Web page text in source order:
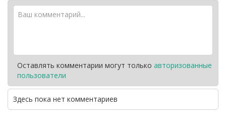
Оставлять комментарии могут только авторизованные
пользователи
Здесь пока нет комментариев